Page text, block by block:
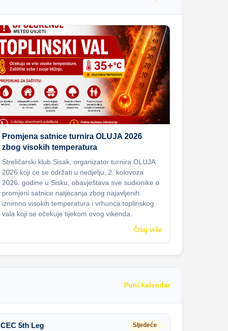
Promjena satnice turnira OLUJA 2026
zbog visokih temperatura
Streličarski klub Sisak, organizator turnira OLUJA
2026 koji će se održati u nedjelju, 2. kolovoza
2026. godine u Sisku, obavještava sve sudionike o
promjeni satnice natjecanja zbog najavljenih
iznimno visokih temperatura i vrhunca toplinskog
vala koji se očekuje tijekom ovog vikenda.
Čitaj više
Puni kalendar
CEC 5th Leg Sljedeće